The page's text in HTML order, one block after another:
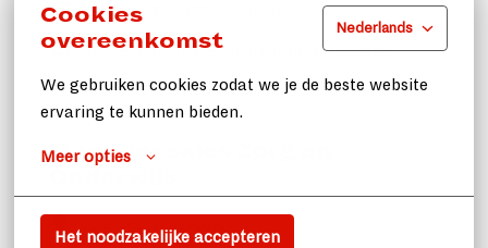
Cookies
overeenkomst
Nederlands
We gebruiken cookies zodat we je de beste website
ervaring te kunnen bieden.
Meer opties
Het noodzakelijke accepteren
€ 4.714 - € 5.387 per maand
Own Events (sales, marketing & redactie)
Manager sales Zorg en